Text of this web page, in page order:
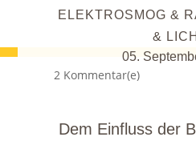
ELEKTROSMOG &
&
05.
2 Kommentar(e)
Dem Einfluss der